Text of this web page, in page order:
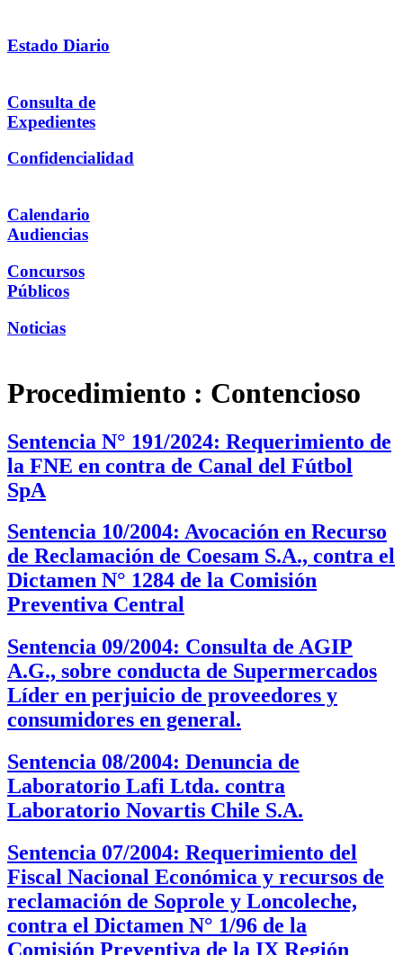
Estado Diario
Consulta de
Expedientes
Confidencialidad
Calendario
Audiencias
Concursos
Públicos
Noticias
Procedimiento : Contencioso
Sentencia N° 191/2024: Requerimiento de
la FNE en contra de Canal del Fútbol
SpA
Sentencia 10/2004: Avocación en Recurso
de Reclamación de Coesam S.A., contra el
Dictamen N° 1284 de la Comisión
Preventiva Central
Sentencia 09/2004: Consulta de AGIP
A.G., sobre conducta de Supermercados
Líder en perjuicio de proveedores y
consumidores en general.
Sentencia 08/2004: Denuncia de
Laboratorio Lafi Ltda. contra
Laboratorio Novartis Chile S.A.
Sentencia 07/2004: Requerimiento del
Fiscal Nacional Económica y recursos de
reclamación de Soprole y Loncoleche,
contra el Dictamen N° 1/96 de la
Comisión Preventiva de la IX Región